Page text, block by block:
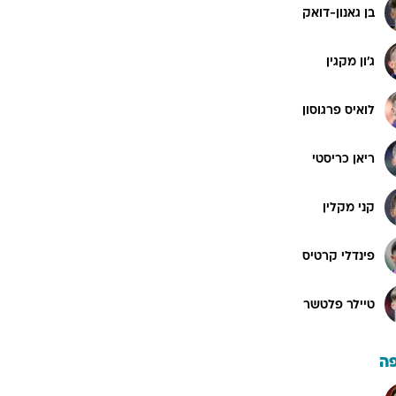
בן גאנון-דואק
ג'ון מקגין
לואיס פרגוסון
ריאן כריסטי
קני מקלין
פינדלי קרטיס
טיילר פלטשר